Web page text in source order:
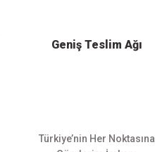
Geniş Teslim Ağı
Türkiye’nin Her Noktasına